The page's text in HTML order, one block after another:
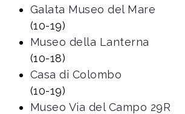
Galata Museo del Mare
(10-19)
Museo della Lanterna
(10-18)
Casa di Colombo
(10-19)
Museo Via del Campo 29R